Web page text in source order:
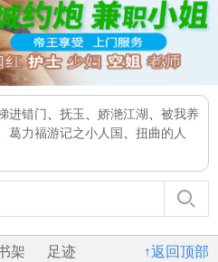
进错门 抚玉 娇滟江湖
被我养
葛力福游记之小人国
扭曲的人
↑返回顶部
架 足迹